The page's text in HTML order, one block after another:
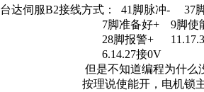
台达伺服B2接线方式： 41脚脉冲- 37
7脚准备好+ 9脚使
28脚报警+ 11.17.35脚
6.14.27接0V
但是不知道编程为什么没有任
按理说使能开，电机锁主，可